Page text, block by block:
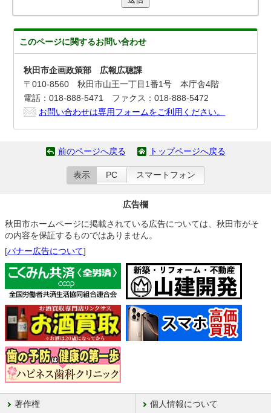
このページに関するお問い合わせ
秋田市企画政策部 広報広聴課
〒010-8560 秋田市山王一丁目1番1号 本庁舎4階
電話：018-888-5471 ファクス：018-888-5472
お問い合わせは専用フォームをご利用ください。
前のページへ戻る トップページへ戻る
表示 PC スマートフォン
広告欄
秋田市ホームページに掲載されている広告については、秋田市がそ
の内容を保証するものではありません。
[バナー広告について]
著作権 個人情報について